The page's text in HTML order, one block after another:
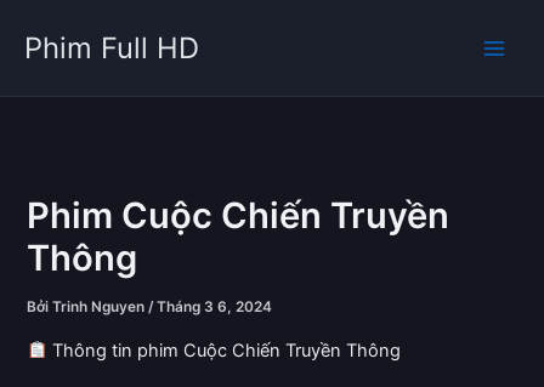
dung
Phim Full HD
Phim Cuộc Chiến Truyền
Thông
BởiTrinh Nguyen/Tháng 3 6, 2024
Thông tin phim Cuộc Chiến Truyền Thông